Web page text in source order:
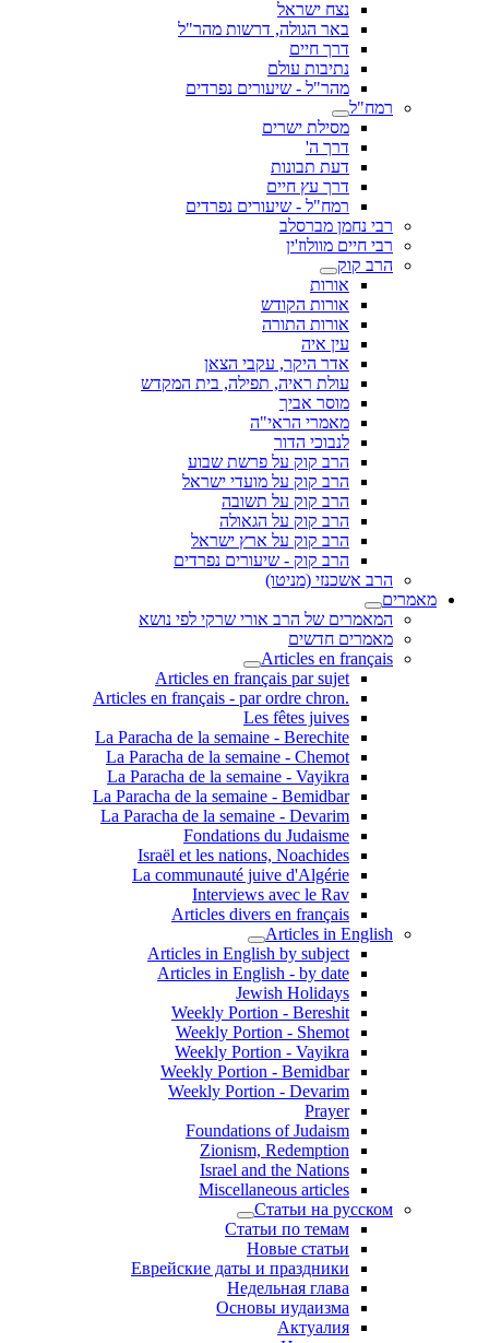
נצח ישראל
באר הגולה, דרשות מהר"ל
דרך חיים
נתיבות עולם
מהר"ל - שיעורים נפרדים
רמח"ל
מסילת ישרים
דרך ה'
דעת תבונות
דרך עץ חיים
רמח"ל - שיעורים נפרדים
רבי נחמן מברסלב
רבי חיים מוולוז'ין
הרב קוק
אורות
אורות הקודש
אורות התורה
עין איה
אדר היקר, עקבי הצאן
עולת ראיה, תפילה, בית המקדש
מוסר אביך
מאמרי הראי"ה
לנבוכי הדור
הרב קוק על פרשת שבוע
הרב קוק על מועדי ישראל
הרב קוק על תשובה
הרב קוק על הגאולה
הרב קוק על ארץ ישראל
הרב קוק - שיעורים נפרדים
הרב אשכנזי (מניטו)
מאמרים
המאמרים של הרב אורי שרקי לפי נושא
מאמרים חדשים
Articles en français
Articles en français par sujet
.Articles en français - par ordre chron
Les fêtes juives
La Paracha de la semaine - Berechite
La Paracha de la semaine - Chemot
La Paracha de la semaine - Vayikra
La Paracha de la semaine - Bemidbar
La Paracha de la semaine - Devarim
Fondations du Judaisme
Israël et les nations, Noachides
La communauté juive d'Algérie
Interviews avec le Rav
Articles divers en français
Articles in English
Articles in English by subject
Articles in English - by date
Jewish Holidays
Weekly Portion - Bereshit
Weekly Portion - Shemot
Weekly Portion - Vayikra
Weekly Portion - Bemidbar
Weekly Portion - Devarim
Prayer
Foundations of Judaism
Zionism, Redemption
Israel and the Nations
Miscellaneous articles
Статьи на русском
Статьи по темам
Новые статьи
Еврейские даты и праздники
Недельная глава
Основы иудаизма
Актуалия